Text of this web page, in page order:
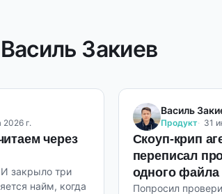
Закиев
2026 г.
через
закрыло три
найм, когда
Василь
Продукт 31
Скоуп-крип
переписал
одного файла
Попросил